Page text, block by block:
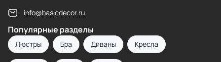
info@basicdecor.ru
Популярные разделы
Люстры Бра Диваны Кресла